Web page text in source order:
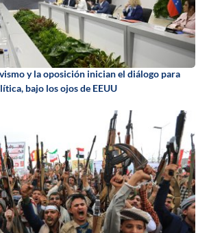
y la oposición inician el diálogo para
bajo los ojos de EEUU